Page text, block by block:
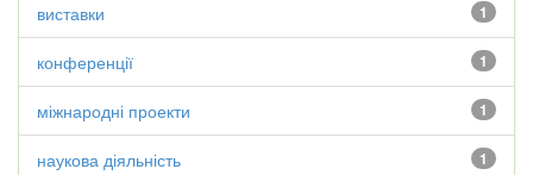
1
виставки
1
конференції
1
міжнародні проекти
1
наукова діяльність